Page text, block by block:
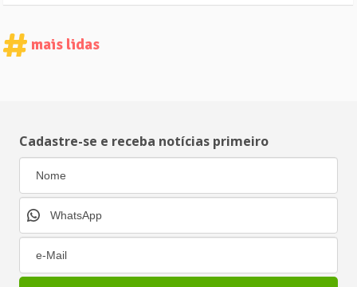
mais lidas
Cadastre-se e receba notícias primeiro